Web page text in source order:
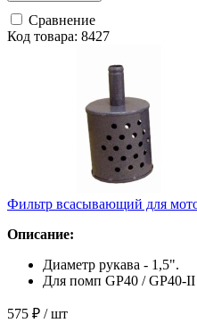
Сравнение
Код товара: 8427
Фильтр всасывающий для
Описание:
Диаметр рукава - 1,5".
Для помп GP40 / GP40-
575 ₽ / шт